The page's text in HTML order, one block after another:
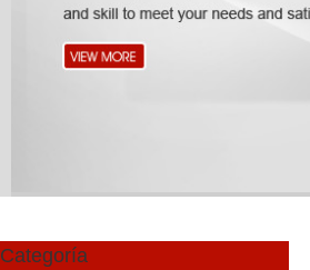
Categoría